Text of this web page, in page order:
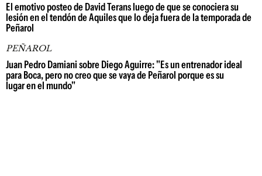
El emotivo posteo de David Terans luego de que se conociera su
lesión en el tendón de Aquiles que lo deja fuera de la temporada de
Peñarol
PEÑAROL
Juan Pedro Damiani sobre Diego Aguirre: "Es un entrenador ideal
para Boca, pero no creo que se vaya de Peñarol porque es su
lugar en el mundo"